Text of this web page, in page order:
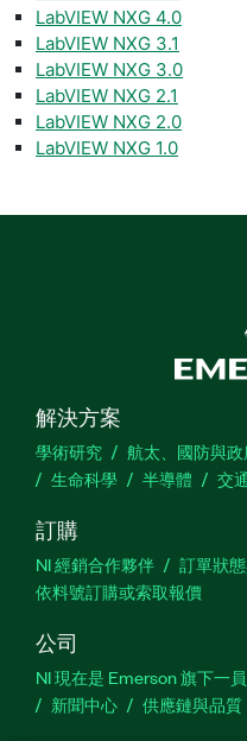
LabVIEW NXG 4.0
LabVIEW NXG 3.1
LabVIEW NXG 3.0
LabVIEW NXG 2.1
​LabVIEW NXG 2.0
LabVIEW NXG 1.0
解決方案
學術研究 航太、國防與
生命科學
半導體 交
訂購
NI 經銷合作夥伴 訂單狀
依料號訂購或索取報價
公司
NI 現在是 Emerson 旗下一
新聞中心
供應鏈與品質